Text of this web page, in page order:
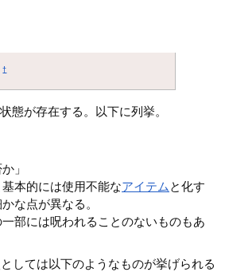
†
態が存在する。以下に列挙。
」
本的には使用不能なアイテム と化す
な点が異なる。
部には呪われることのないものもあ
しては以下のようなものが挙げられる